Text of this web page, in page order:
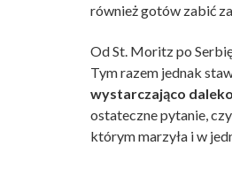
również gotów zabić
Od St. Moritz po
Tym razem jednak
wystarczająco
ostateczne pytanie,
którym marzyła i w